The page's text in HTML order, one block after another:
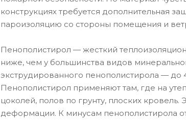
конструкциях требуется дополнительная
пароизоляцию со стороны помещения и
Пенополистирол — жесткий
ниже, чем у большинства видов
экструдированного пенополистирола — до
Пенополистирол применяют там, где на
цоколей, полов по грунту, плоских
деформации. К минусам пенополистирола